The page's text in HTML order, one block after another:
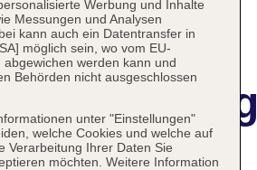
Werbung und Inhalte
Messungen und Analysen
kann auch ein Datentransfer in
möglich sein, wo vom EU-
abgewichen werden kann und
Behörden nicht ausgeschlossen
unter "Einstellungen"
welche Cookies und welche auf
Verarbeitung Ihrer Daten Sie
möchten. Weitere Information